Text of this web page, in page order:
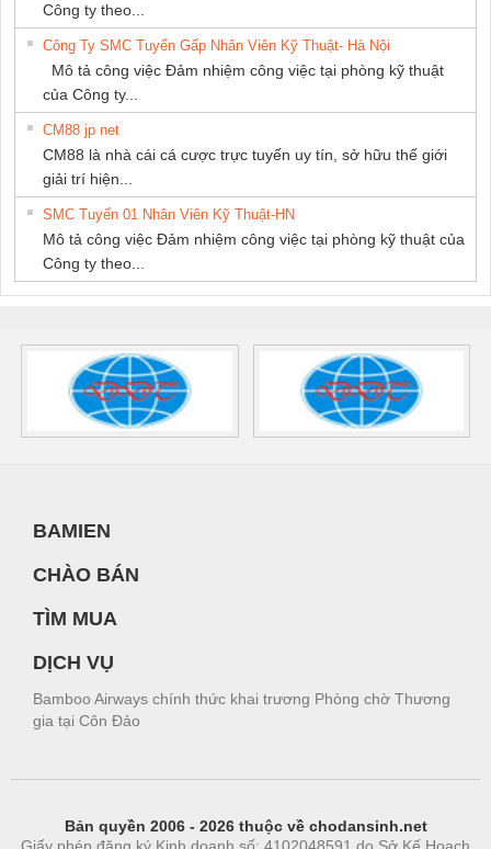
Công ty theo...
Công Ty SMC Tuyển Gấp Nhân Viên Kỹ Thuật- Hà Nội
Mô tả công việc Đảm nhiệm công việc tại phòng kỹ thuật
của Công ty...
CM88 jp net
CM88 là nhà cái cá cược trực tuyến uy tín, sở hữu thế giới
giải trí hiện...
SMC Tuyển 01 Nhân Viên Kỹ Thuật-HN
Mô tả công việc Đảm nhiệm công việc tại phòng kỹ thuật của
Công ty theo...
BAMIEN
CHÀO BÁN
TÌM MUA
DỊCH VỤ
Bamboo Airways chính thức khai trương Phòng chờ Thương
gia tại Côn Đảo
Bản quyền 2006 - 2026 thuộc về chodansinh.net